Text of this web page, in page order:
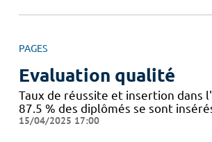
PAGES
Evaluation qualité
Taux de réussite et insertion dans
87.5 % des diplômés se sont
15/04/2025 17:00